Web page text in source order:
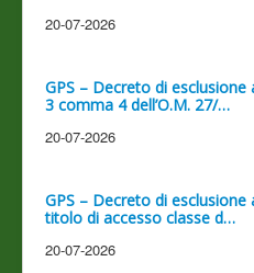
20-07-2026
GPS – Decreto di esclusione
3 comma 4 dell’O.M. 27/…
20-07-2026
GPS – Decreto di
titolo di accesso classe d…
20-07-2026